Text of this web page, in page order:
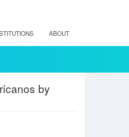
ABOUT
by